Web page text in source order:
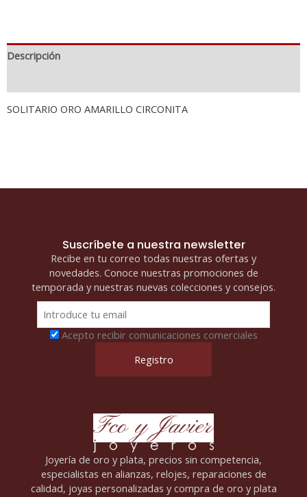
Descripción
SOLITARIO ORO AMARILLO CIRCONITA
Suscríbete a nuestra newsletter
Recibe en tu correo todas nuestras ofertas y
novedades. Conoce nuestras promociones de
temporada y nuestras nuevas colecciones y consejos.
Acepto recibir comunicaciones comerciales
Joyería de oro y plata, precios sin competencia,
especialistas en alianzas, relojes, reparaciones de
calidad, joyas personalizadas y compra de oro y plata